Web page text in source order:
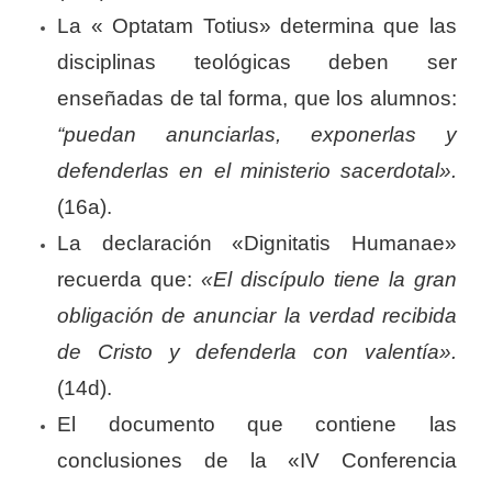
La « Optatam Totius» determina que las
disciplinas teológicas deben ser
enseñadas de tal forma, que los alumnos:
“puedan anunciarlas, exponerlas y
defenderlas en el ministerio sacerdotal».
(16a).
La declaración «Dignitatis Humanae»
recuerda que:«El discípulo tiene la gran
obligación de anunciar la verdad recibida
de Cristo y defenderla con valentía».
(14d).
El documento que contiene las
conclusiones de la «IV Conferencia